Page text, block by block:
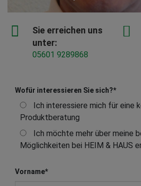
Sie erreichen uns
unter:
05601 9289868
Wofür interessieren Sie sich?*
Produktberatung
Möglichkeiten bei HEIM & HAUS
Vorname*